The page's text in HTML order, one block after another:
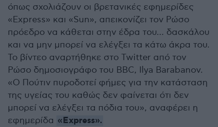
όπως σχολιάζουν οι βρετανικές εφημερίδες
«Express» και «Sun», απεικονίζει τον Ρώσο
πρόεδρο να κάθεται στην έδρα του... δασκάλου
και να μην μπορεί να ελέγξει τα κάτω άκρα του.
Το βίντεο αναρτήθηκε στο Twitter από τον
Ρώσο δημοσιογράφο του BBC, Ilya Barabanov.
«Ο Πούτιν πυροδοτεί φήμες για την κατάσταση
της υγείας του καθώς δεν φαίνεται ότι δεν
μπορεί να ελέγξει τα πόδια του», αναφέρει η
εφημερίδα «Express».